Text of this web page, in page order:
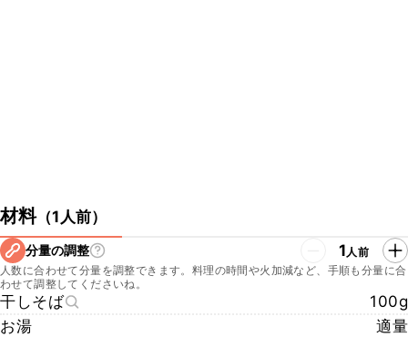
材料（1人前）
分量の調整 1人前
人数に合わせて分量を調整できます。料理の時間や火加減など、手順も分量に合
わせて調整してくださいね。
干しそば
100g
お湯
適量